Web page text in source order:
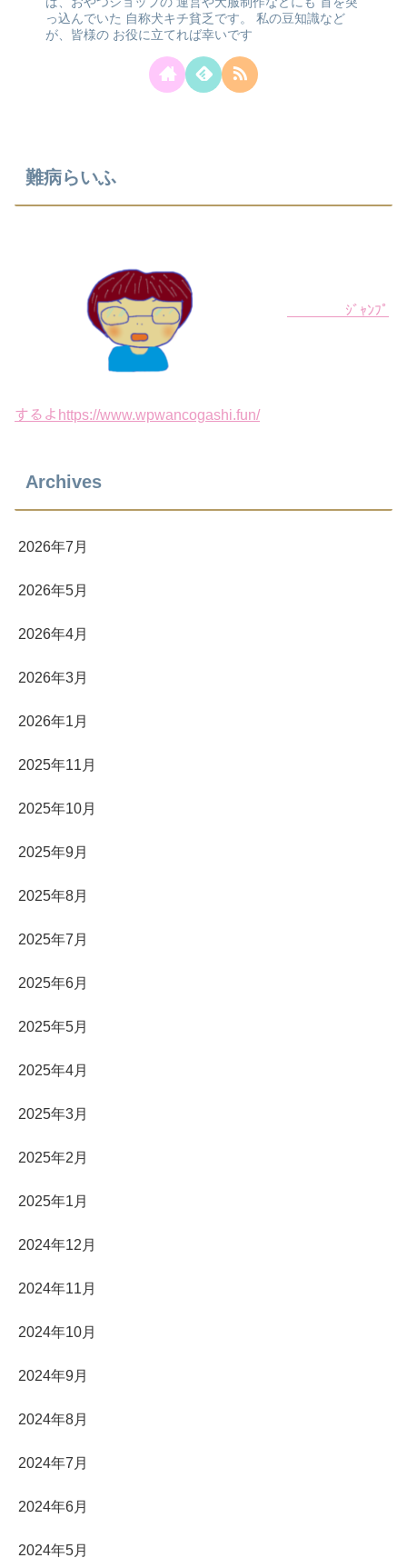
っ込んでいた 自称犬キチ貧乏です。
私の豆知識など
が、皆様の お役に立てれば幸いです
難病らいふ
ｼﾞｬﾝﾌﾟ
するよhttps://www.wpwancogashi.fun/
Archives
2026年7月
2026年5月
2026年4月
2026年3月
2026年1月
2025年11月
2025年10月
2025年9月
2025年8月
2025年7月
2025年6月
2025年5月
2025年4月
2025年3月
2025年2月
2025年1月
2024年12月
2024年11月
2024年10月
2024年9月
2024年8月
2024年7月
2024年6月
2024年5月